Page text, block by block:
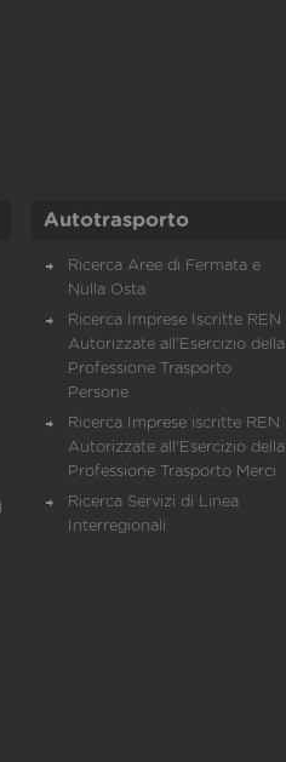
Autotrasporto
Ricerca Aree di Fermata e
Nulla Osta
Ricerca Imprese Iscritte REN
Autorizzate all'Esercizio della
Professione Trasporto
Persone
Ricerca Imprese iscritte REN
Autorizzate all'Esercizio della
Professione Trasporto Merci
Ricerca Servizi di Linea
Interregionali